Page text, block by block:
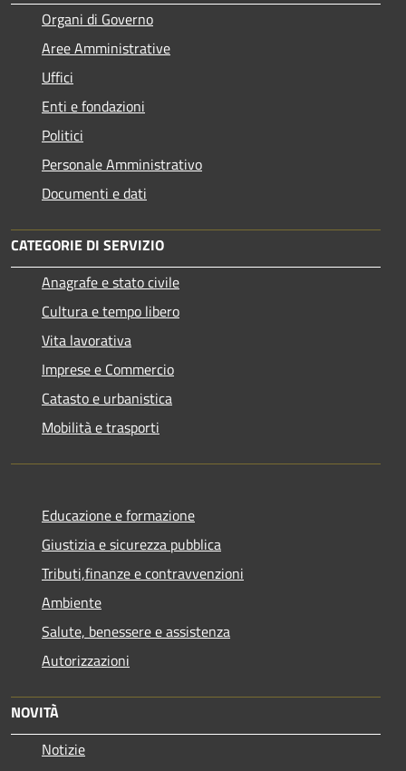
Organi di Governo
Aree Amministrative
Uffici
Enti e fondazioni
Politici
Personale Amministrativo
Documenti e dati
CATEGORIE DI SERVIZIO
Anagrafe e stato civile
Cultura e tempo libero
Vita lavorativa
Imprese e Commercio
Catasto e urbanistica
Mobilità e trasporti
Educazione e formazione
Giustizia e sicurezza pubblica
Tributi,finanze e contravvenzioni
Ambiente
Salute, benessere e assistenza
Autorizzazioni
NOVITÀ
Notizie